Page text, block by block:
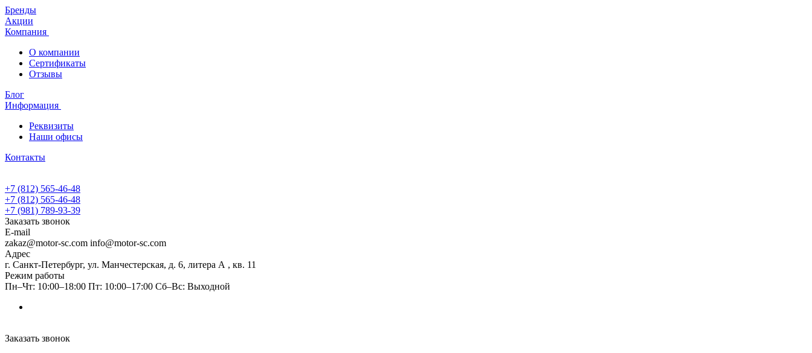
Бренды
Акции
Компания
О компании
Сертификаты
Отзывы
Блог
Информация
Реквизиты
Наши офисы
Контакты
+7 (812) 565-46-48
+7 (812) 565-46-48
+7 (981) 789-93-39
Заказать звонок
E-mail
zakaz@motor-sc.com info@motor-sc.com
Адрес
г. Санкт-Петербург, ул. Манчестерская, д. 6, литера А , кв. 11
Режим работы
Пн–Чт: 10:00–18:00 Пт: 10:00–17:00 Сб–Вс: Выходной
Заказать звонок